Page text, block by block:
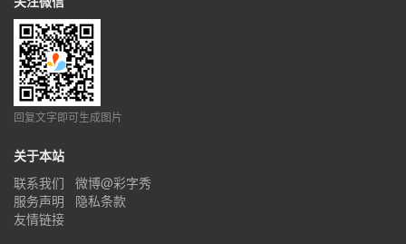
回复文字即可生成图片
关于本站
联系我们
微博@彩字秀
服务声明
隐私条款
友情链接